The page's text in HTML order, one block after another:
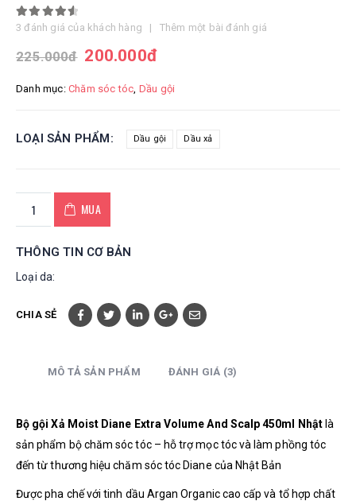
4.67out of 5
3 đánh giá của khách hàng | Thêm một bài đánh giá
225.000đ 200.000đ
Danh mục: Chăm sóc tóc, Dầu gội
LOẠI SẢN PHẨM Dầu gội Dầu xả
MUA
THÔNG TIN CƠ BẢN
Loại da:
CHIA SẺ
MÔ TẢ SẢN PHẨM ĐÁNH GIÁ (3)
Bộ gội Xả Moist Diane Extra Volume And Scalp 450ml Nhậtlà
sản phẩm bộ chăm sóc tóc – hỗ trợ mọc tóc và làm phồng tóc
đến từ thương hiệu chăm sóc tóc Diane của Nhật Bản
Được pha chế với tinh dầu Argan Organic cao cấp và tổ hợp chất